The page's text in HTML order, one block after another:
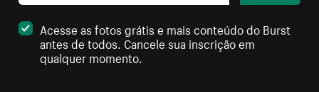
Acesse as fotos grátis e mais conteúdo do Burst
antes de todos. Cancele sua inscrição em
qualquer momento.